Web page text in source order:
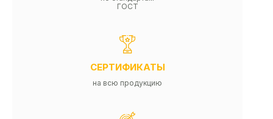
ГОСТ
СЕРТИФИКАТЫ
на всю продукцию